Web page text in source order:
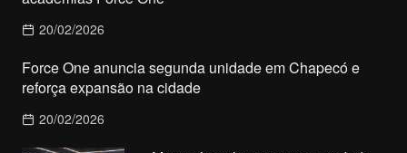
20/02/2026
Force One anuncia segunda unidade em Chapecó e
reforça expansão na cidade
20/02/2026